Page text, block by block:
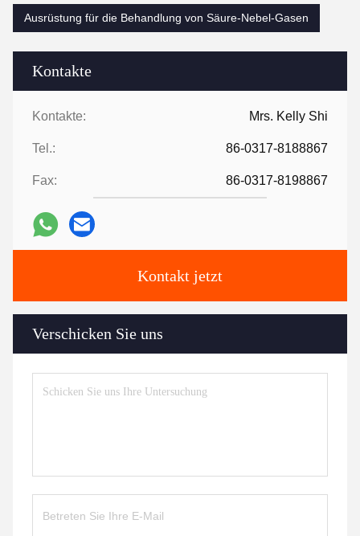
Kontakte
Kontakte: Mrs. Kelly Shi
Tel.: 86-0317-8188867
Fax: 86-0317-8198867
Kontakt jetzt
Verschicken Sie uns
Ausrüstung für die Behandlung von Säure-Nebel-Gasen